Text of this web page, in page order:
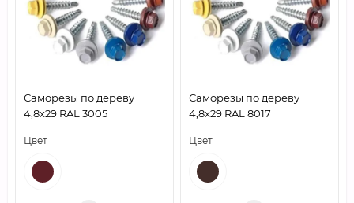
Саморезы по дереву
4,8х29 RAL 3005
Цвет
Саморезы по дереву
4,8х29 RAL 8017
Цвет